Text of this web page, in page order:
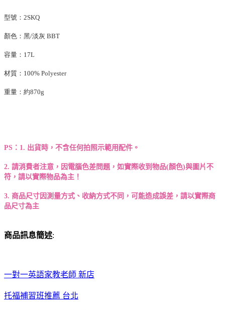
型號：2SKQ
顏色：黑/淡灰 BBT
容量：17L
材質：100% Polyester
重量：約870g
PS：1. 出貨時，不含任何拍照示範用配件。
2. 請消費者注意，因電腦色差問題，如實際收到物品(顏色)與圖片不
符，請以實際物品為主！
3. 商品尺寸因測量方式、收納方式不同，可能造成誤差，請以實際商
品尺寸為主
商品訊息簡述:
一對一英語家教老師 新店
托福補習班推薦 台北